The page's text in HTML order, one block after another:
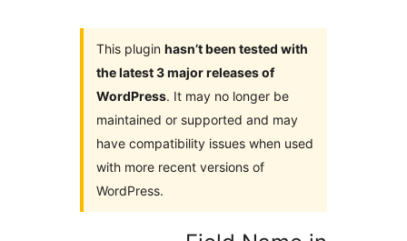
This plugin hasn’t been tested with
the latest 3 major releases of
WordPress. It may no longer be
maintained or supported and may
have compatibility issues when used
with more recent versions of
WordPress.